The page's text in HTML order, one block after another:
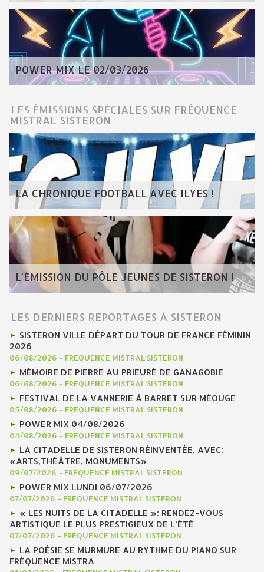
POWER MIX LE 02/03/2026
LES ÉMISSIONS SPÉCIALES SUR FRÉQUENCE
MISTRAL SISTERON
LA CHRONIQUE FOOTBALL AVEC ILYES !
L'ÉMISSION DU PÔLE JEUNES DE SISTERON !
LES DERNIERS REPORTAGES À SISTERON
SISTERON VILLE DÉPART DU TOUR DE FRANCE FÉMININ
2026
06/08/2026 - FREQUENCE MISTRAL SISTERON
MÉMOIRE DE PIERRE AU PRIEURÉ DE GANAGOBIE
06/08/2026 - FREQUENCE MISTRAL SISTERON
FESTIVAL DE LA VANNERIE À BARRET SUR MÉOUGE
05/08/2026 - FREQUENCE MISTRAL SISTERON
POWER MIX 04/08/2026
04/08/2026 - FREQUENCE MISTRAL SISTERON
LA CITADELLE DE SISTERON RÉINVENTÉE, AVEC:
«ARTS,THÉÂTRE, MONUMENTS»
09/07/2026 - FREQUENCE MISTRAL SISTERON
POWER MIX LUNDI 06/07/2026
07/07/2026 - FREQUENCE MISTRAL SISTERON
« LES NUITS DE LA CITADELLE »: RENDEZ-VOUS
ARTISTIQUE LE PLUS PRESTIGIEUX DE L’ÉTÉ
07/07/2026 - FREQUENCE MISTRAL SISTERON
LA POÉSIE SE MURMURE AU RYTHME DU PIANO SUR
FRÉQUENCE MISTRA